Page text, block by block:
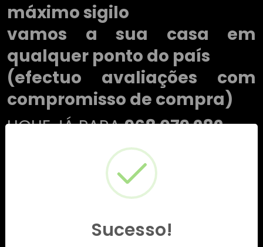
máximo sigilo
vamos a sua casa em
qualquer ponto do país
(efectuo avaliações com
compromisso de compra)
LIGUE JÁ PARA968 079 282
Sucesso!